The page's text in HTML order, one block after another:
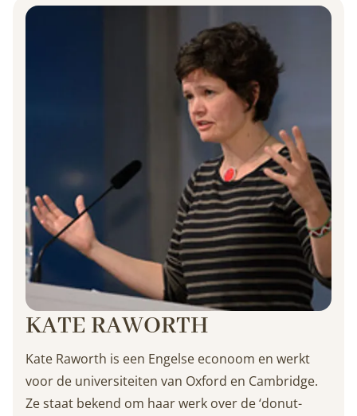
KATE RAWORTH
Kate Raworth is een Engelse econoom en werkt
voor de universiteiten van Oxford en Cambridge.
Ze staat bekend om haar werk over de ‘donut-